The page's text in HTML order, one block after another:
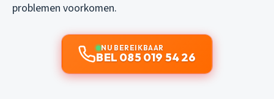
problemen voorkomen.
NU BEREIKBAAR
BEL 085 019 54 26